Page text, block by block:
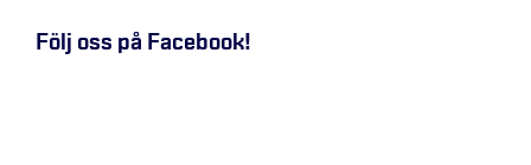
Följ oss på Facebook!